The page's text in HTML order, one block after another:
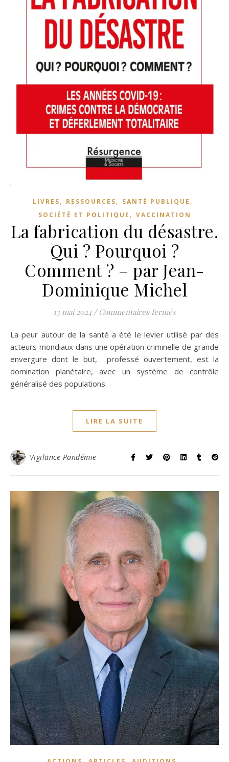
LIVRES, RESSOURCES, SANTÉ PUBLIQUE ,
SOCIÉTÉ ET POLITIQUE , VACCINATION
La fabrication du désastre.
Qui ? Pourquoi ?
Comment ? – par Jean-
Dominique Michel
13 mai 2024 / Commentaires ferméssur La
La peur autour de la santé a été le levier utilisé par des
acteurs mondiaux dans une opération criminelle de grande
envergure dont le but, professé ouvertement, est la
domination planétaire, avec un système de contrôle
généralisé des populations.
LIRE LA SUITE
Vigilance Pandémie